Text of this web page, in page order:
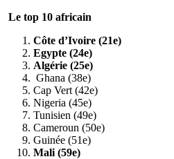
Le top 10 africain
Côte d’Ivoire (21e)
Egypte (24e)
Algérie (25e)
Ghana (38e)
Cap Vert (42e)
Nigeria (45e)
Tunisien (49e)
Cameroun (50e)
Guinée (51e)
Mali (59e)